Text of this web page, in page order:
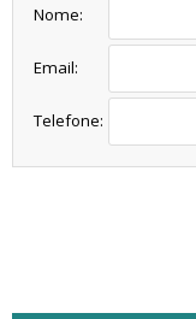
Nome:
Email:
Telefone: